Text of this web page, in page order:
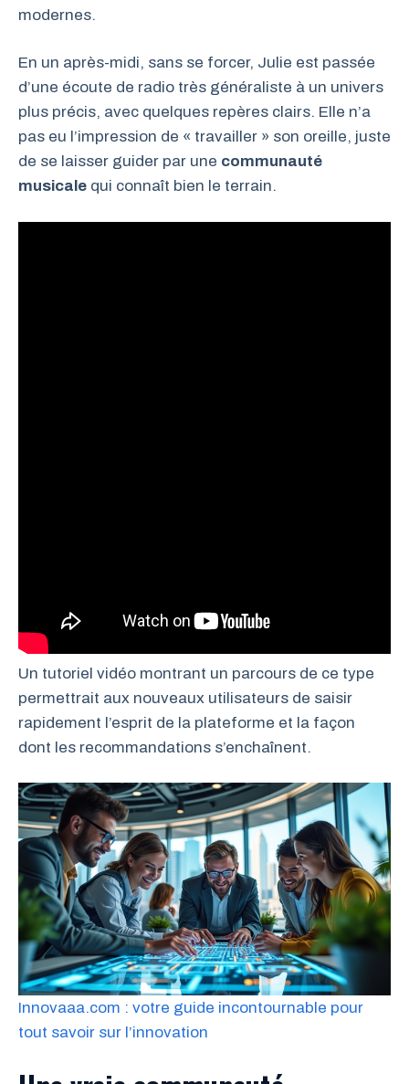
modernes.
En un après-midi, sans se forcer, Julie est passée
d’une écoute de radio très généraliste à un univers
plus précis, avec quelques repères clairs. Elle n’a
pas eu l’impression de « travailler » son oreille, juste
de se laisser guider par une communauté
musicale qui connaît bien le terrain.
Un tutoriel vidéo montrant un parcours de ce type
permettrait aux nouveaux utilisateurs de saisir
rapidement l’esprit de la plateforme et la façon
dont les recommandations s’enchaînent.
Innovaaa.com : votre guide incontournable pour
tout savoir sur l’innovation